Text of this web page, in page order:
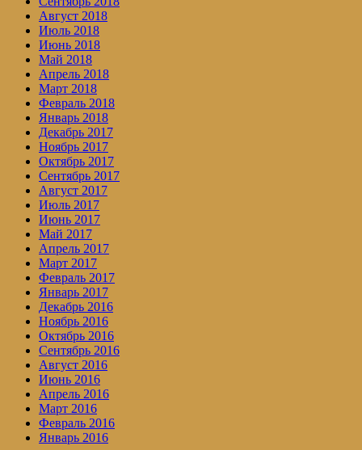
Август 2018
Июль 2018
Июнь 2018
Май 2018
Апрель 2018
Март 2018
Февраль 2018
Январь 2018
Декабрь 2017
Ноябрь 2017
Октябрь 2017
Сентябрь 2017
Август 2017
Июль 2017
Июнь 2017
Май 2017
Апрель 2017
Март 2017
Февраль 2017
Январь 2017
Декабрь 2016
Ноябрь 2016
Октябрь 2016
Сентябрь 2016
Август 2016
Июнь 2016
Апрель 2016
Март 2016
Февраль 2016
Январь 2016